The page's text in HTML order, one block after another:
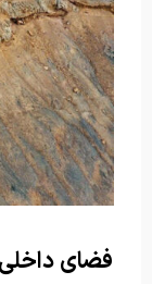
فضای